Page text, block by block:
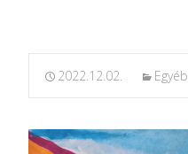
2022.12.02. Egyéb